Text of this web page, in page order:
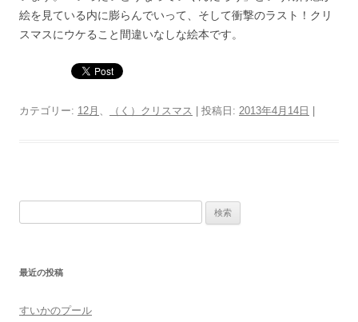
絵を見ている内に膨らんでいって、そして衝撃のラスト！クリ
スマスにウケること間違いなしな絵本です。
カテゴリー: 12月 、 （く）クリスマス | 投稿日: 2013年4月14日
最近の投稿
すいかのプール